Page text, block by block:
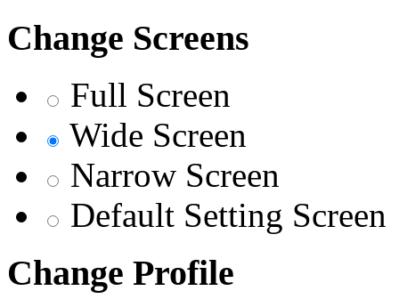
Change Screens
Full Screen
Wide Screen
Narrow Screen
Default Setting Screen
Change Profile